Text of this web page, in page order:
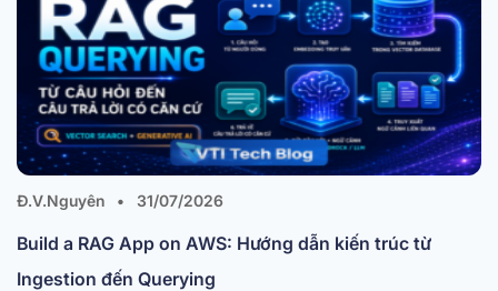
Đ.V.Nguyên • 31/07/2026
Build a RAG App on AWS: Hướng dẫn kiến trúc từ
Ingestion đến Querying